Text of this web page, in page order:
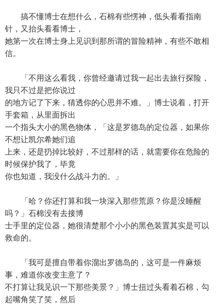
搞不懂博士在想什么，石棉有些愣神，低头看看指南
针，又抬头看看博士，
她第一次在博士身上见识到那所谓的冒险精神，有些不敢相
信。
「不用这么看我，你曾经邀请过我一起出去旅行探险，
我只不过是把你说过
的地方记了下来，猜透你的心思并不难。」博士说着，打开
手套箱，从里面拆出
一个指头大小的黑色物体，「这是罗德岛的定位器，如果你
不想让凯尔希她们追
上来，还是扔掉比较好，不过那样的话，就需要你在危险的
时候保护我了，毕竟
你也知道，我没什么战斗力的。」
「哈？你还打算和我一块深入那些荒原？你是没睡醒
吗？」石棉没有去接博
士手里的定位器，她很清楚那个小小的黑色装置其实是可以
救命的。
「我可是擅自带着你溜出罗德岛的，这可是一件麻烦
事，难道你改变主意了？
不打算让我见识一下那些美景？」博士扭过头看着石棉，勾
起嘴角笑了笑，然后